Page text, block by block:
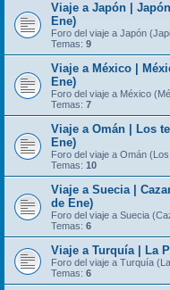
Viaje a Japón |
Ene)
Foro del viaje a Japón
Temas: 9
Viaje a México |
Ene)
Foro del viaje a México
Temas: 7
Viaje a Omán | Los
Ene)
Foro del viaje a Omán
Temas: 10
Viaje a Suecia |
de Ene)
Foro del viaje a Suecia
Temas: 6
Viaje a Turquía | La
Foro del viaje a Turquía
Temas: 6